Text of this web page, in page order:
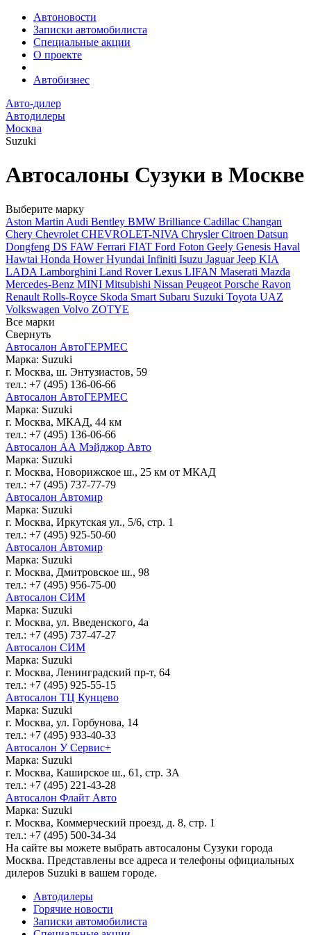
Автоновости
Записки автомобилиста
Специальные акции
О проекте
Автобизнес
Авто-дилер
Автодилеры
Москва
Suzuki
Автосалоны Сузуки в Москве
Выберите марку
Aston Martin Audi Bentley BMW Brilliance Cadillac Changan
Chery Chevrolet CHEVROLET-NIVA ChryslerCitroen Datsun
Dongfeng DS FAW Ferrari FIAT Ford Foton Geely Genesis Haval
Hawtai Honda HowerHyundai Infiniti Isuzu JaguarJeep KIA
LADA Lamborghini Land RoverLexus LIFAN Maserati Mazda
Mercedes-Benz MINI Mitsubishi Nissan Peugeot Porsche Ravon
Renault Rolls-Royce Skoda Smart Subaru Suzuki Toyota UAZ
Volkswagen Volvo ZOTYE
Все марки
Свернуть
Автосалон АвтоГЕРМЕС
Марка: Suzuki
г. Москва, ш. Энтузиастов, 59
тел.: +7 (495) 136-06-66
Автосалон АвтоГЕРМЕС
Марка: Suzuki
г. Москва, МКАД, 44 км
тел.: +7 (495) 136-06-66
Автосалон АА Мэйджор Авто
Марка: Suzuki
г. Москва, Новорижское ш., 25 км от МКАД
тел.: +7 (495) 737-77-79
Автосалон Автомир
Марка: Suzuki
г. Москва, Иркутская ул., 5/6, стр. 1
тел.: +7 (495) 925-50-60
Автосалон Автомир
Марка: Suzuki
г. Москва, Дмитровское ш., 98
тел.: +7 (495) 956-75-00
Автосалон СИМ
Марка: Suzuki
г. Москва, ул. Введенского, 4а
тел.: +7 (495) 737-47-27
Автосалон СИМ
Марка: Suzuki
г. Москва, Ленинградский пр-т, 64
тел.: +7 (495) 925-55-15
Автосалон ТЦ Кунцево
Марка: Suzuki
г. Москва, ул. Горбунова, 14
тел.: +7 (495) 933-40-33
Автосалон У Сервис+
Марка: Suzuki
г. Москва, Каширское ш., 61, стр. 3А
тел.: +7 (495) 221-43-28
Автосалон Флайт Авто
Марка: Suzuki
г. Москва, Коммерческий проезд, д. 8, стр. 1
тел.: +7 (495) 500-34-34
На сайте вы можете выбрать автосалоны Сузуки города
Москва. Представлены все адреса и телефоны официальных
дилеров Suzuki в вашем городе.
Автодилеры
Горячие новости
Записки автомобилиста